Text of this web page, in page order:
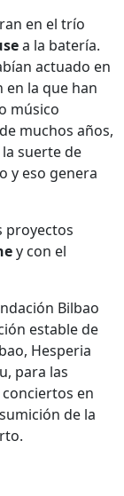
en el trío
a la batería.
actuado en
en la que han
músico
muchos años,
suerte de
y eso genera
proyectos
y con el
Bilbao
estable de
Hesperia
para las
en
de la